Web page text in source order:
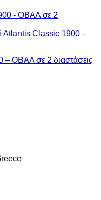
– ΟΒΑΛ σε 2 διαστάσεις